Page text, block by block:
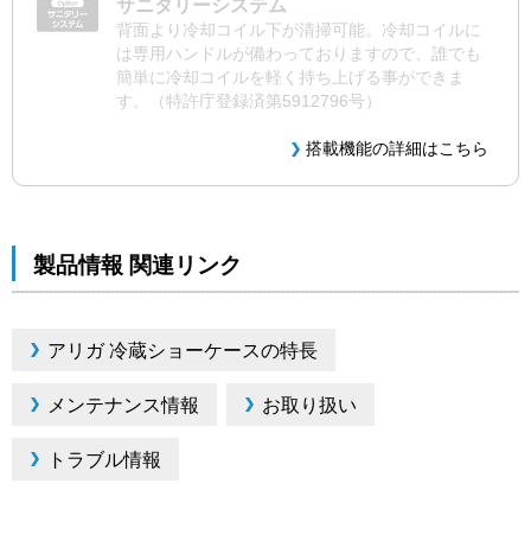
サニタリーシステム
背面より冷却コイル下が清掃可能。冷却コイルに
は専用ハンドルが備わっておりますので、誰でも
簡単に冷却コイルを軽く持ち上げる事ができま
す。（特許庁登録済第5912796号）
搭載機能の詳細はこちら
製品情報 関連リンク
アリガ 冷蔵ショーケースの特長
メンテナンス情報 お取り扱い
トラブル情報